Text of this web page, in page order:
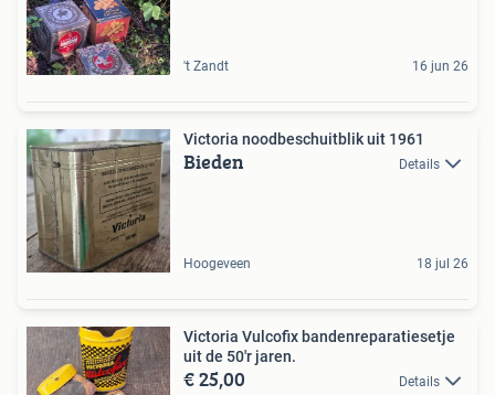
't Zandt 16 jun 26
Victoria noodbeschuitblik uit 1961
Bieden Details
Hoogeveen 18 jul 26
Victoria Vulcofix bandenreparatiesetje
uit de 50'r jaren.
€ 25,00 Details